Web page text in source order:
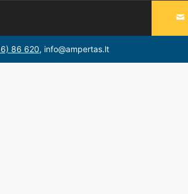
86 620, info@ampertas.lt